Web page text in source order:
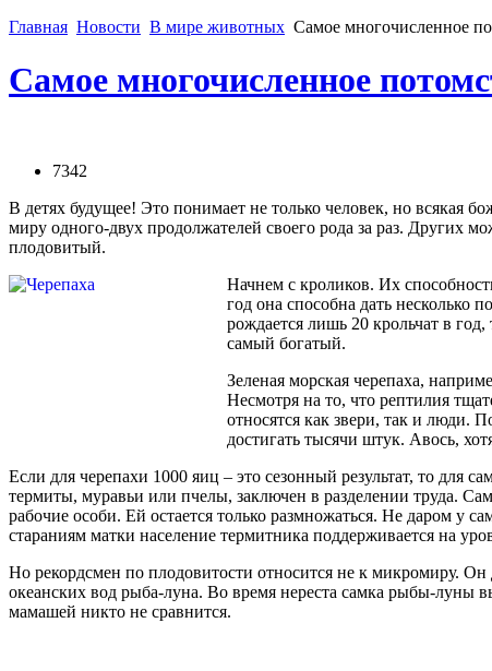
Главная Новости В мире животных Самое многочисленное
Самое многочисленное
7342
В детях будущее! Это понимает не только человек, но всякая
миру одного-двух продолжателей своего рода за раз. Других
плодовитый.
Начнем с кроликов. Их
год она способна дать несколько
рождается лишь 20 крольчат в
самый богатый.
Зеленая морская черепаха,
Несмотря на то, что рептилия
относятся как звери, так и люди.
достигать тысячи штук. Авось,
Если для черепахи 1000 яиц – это сезонный результат, то для
термиты, муравьи или пчелы, заключен в разделении труда.
рабочие особи. Ей остается только размножаться. Не даром у
стараниям матки население термитника поддерживается на
Но рекордсмен по плодовитости относится не к микромиру.
океанских вод рыба-луна. Во время нереста самка рыбы-луны
мамашей никто не сравнится.